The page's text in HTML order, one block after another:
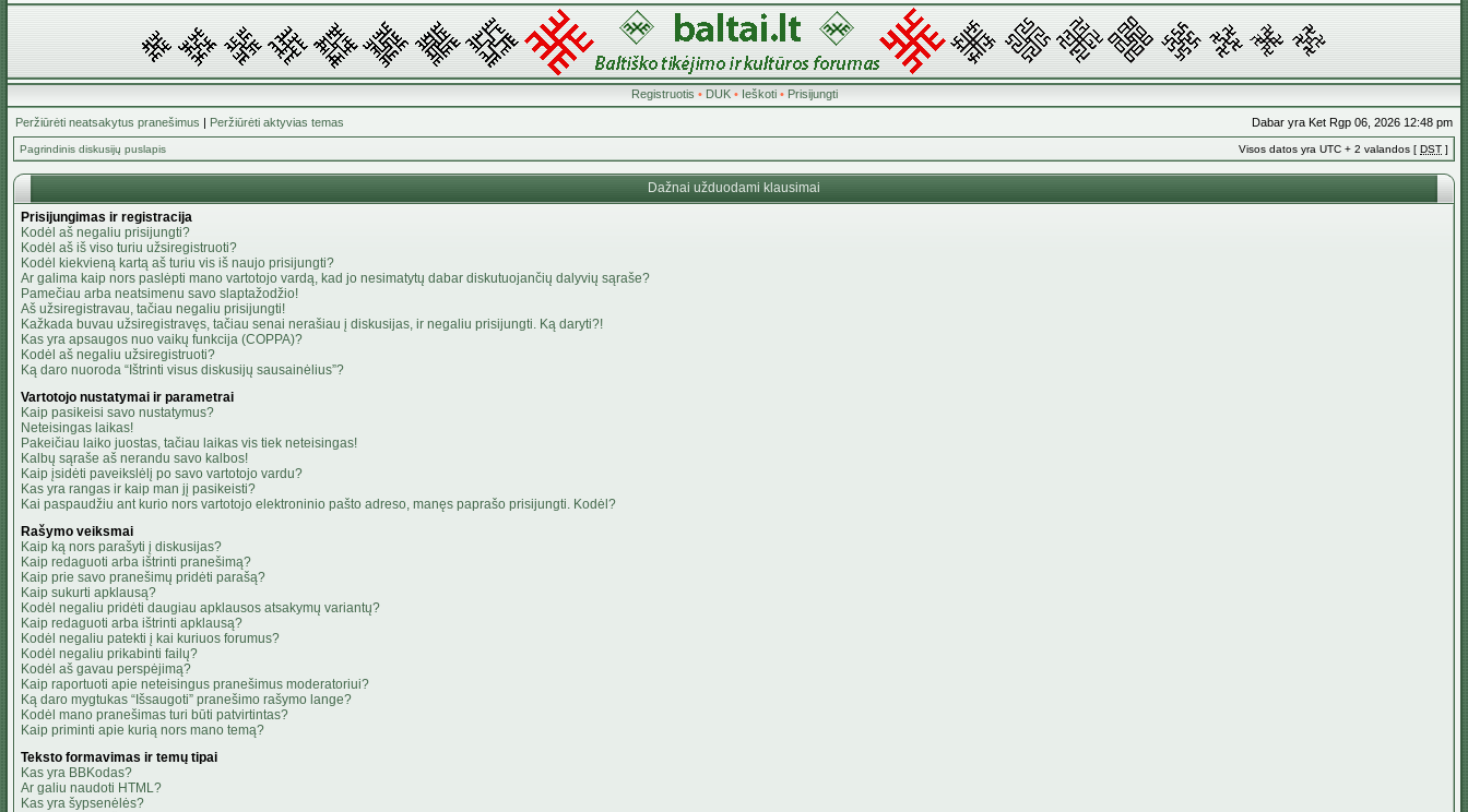
Registruotis • DUK• Ieškoti• Prisijungti
Peržiūrėti neatsakytus pranešimus | Peržiūrėti aktyvias temas Dabar yra Ket Rgp 06, 2026 12:48 pm
Pagrindinis diskusijų puslapis Visos datos yra UTC + 2 valandos [ DST ]
Dažnai užduodami klausimai
Prisijungimas ir registracija
Kodėl aš negaliu prisijungti?
Kodėl aš iš viso turiu užsiregistruoti?
Kodėl kiekvieną kartą aš turiu vis iš naujo prisijungti?
Ar galima kaip nors paslėpti mano vartotojo vardą, kad jo nesimatytų dabar diskutuojančių dalyvių sąraše?
Pamečiau arba neatsimenu savo slaptažodžio!
Aš užsiregistravau, tačiau negaliu prisijungti!
Kažkada buvau užsiregistravęs, tačiau senai nerašiau į diskusijas, ir negaliu prisijungti. Ką daryti?!
Kas yra apsaugos nuo vaikų funkcija (COPPA)?
Kodėl aš negaliu užsiregistruoti?
Ką daro nuoroda “Ištrinti visus diskusijų sausainėlius”?
Vartotojo nustatymai ir parametrai
Kaip pasikeisi savo nustatymus?
Neteisingas laikas!
Pakeičiau laiko juostas, tačiau laikas vis tiek neteisingas!
Kalbų sąraše aš nerandu savo kalbos!
Kaip įsidėti paveikslėlį po savo vartotojo vardu?
Kas yra rangas ir kaip man jį pasikeisti?
Kai paspaudžiu ant kurio nors vartotojo elektroninio pašto adreso, manęs paprašo prisijungti. Kodėl?
Rašymo veiksmai
Kaip ką nors parašyti į diskusijas?
Kaip redaguoti arba ištrinti pranešimą?
Kaip prie savo pranešimų pridėti parašą?
Kaip sukurti apklausą?
Kodėl negaliu pridėti daugiau apklausos atsakymų variantų?
Kaip redaguoti arba ištrinti apklausą?
Kodėl negaliu patekti į kai kuriuos forumus?
Kodėl negaliu prikabinti failų?
Kodėl aš gavau perspėjimą?
Kaip raportuoti apie neteisingus pranešimus moderatoriui?
Ką daro mygtukas “Išsaugoti” pranešimo rašymo lange?
Kodėl mano pranešimas turi būti patvirtintas?
Kaip priminti apie kurią nors mano temą?
Teksto formavimas ir temų tipai
Kas yra BBKodas?
Ar galiu naudoti HTML?
Kas yra šypsenėlės?